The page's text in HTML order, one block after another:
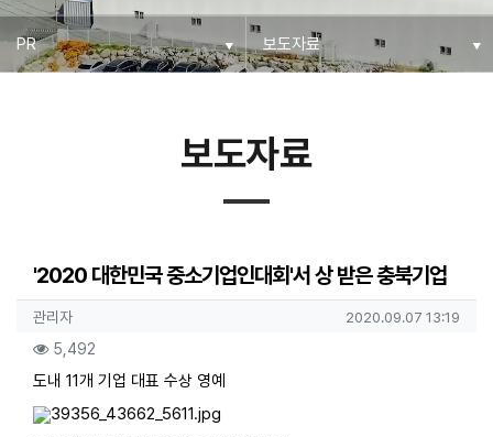
보도자료
'2020 대한민국 중소기업인대회'서 상 받은 충북기업
작성자 정보
관리자작성 작성일
2020.09.07 13:19
컨텐츠 정보
5,492
본문도내 11개 기업 대표 수상 영예